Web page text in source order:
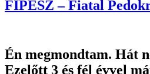
FIPESZ – Fiatal
Én megmondtam. Hát
Ezelőtt 3 és fél évvel